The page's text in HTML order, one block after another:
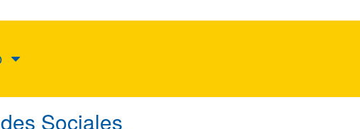
Sociales